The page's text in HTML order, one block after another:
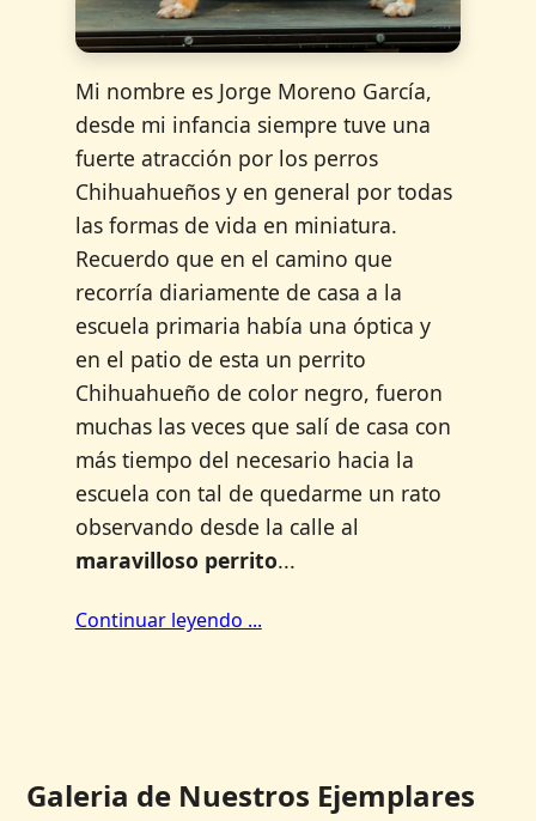
Mi nombre es Jorge Moreno García,
desde mi infancia siempre tuve una
fuerte atracción por los perros
Chihuahueños y en general por todas
las formas de vida en miniatura.
Recuerdo que en el camino que
recorría diariamente de casa a la
escuela primaria había una óptica y
en el patio de esta un perrito
Chihuahueño de color negro, fueron
muchas las veces que salí de casa con
más tiempo del necesario hacia la
escuela con tal de quedarme un rato
observando desde la calle al
maravilloso perrito...
Continuar leyendo ...
Galeria de Nuestros Ejemplares